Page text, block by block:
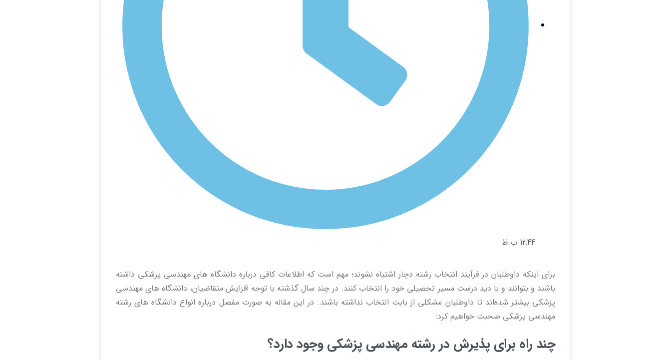
12:44 ب.ظ
برای اینکه داوطلبان در فرآیند انتخاب رشته دچار اشتباه نشوند؛ مهم است که اطلاعات کافی درباره دانشگاه های مهندسی پزشکی داشته
باشند و بتوانند و با دید درست مسیر تحصیلی خود را انتخاب کنند. در چند سال گذشته با توجه افزایش متقاضیان، دانشگاه های مهندسی
پزشکی بیشتر شده‌اند تا داوطلبان مشکلی از بابت انتخاب نداشته باشند. در این مقاله به صورت مفصل درباره انواع دانشگاه های رشته
مهندسی پزشکی صحبت خواهیم کرد:
چند راه برای پذیرش در رشته مهندسی پزشکی وجود دارد؟